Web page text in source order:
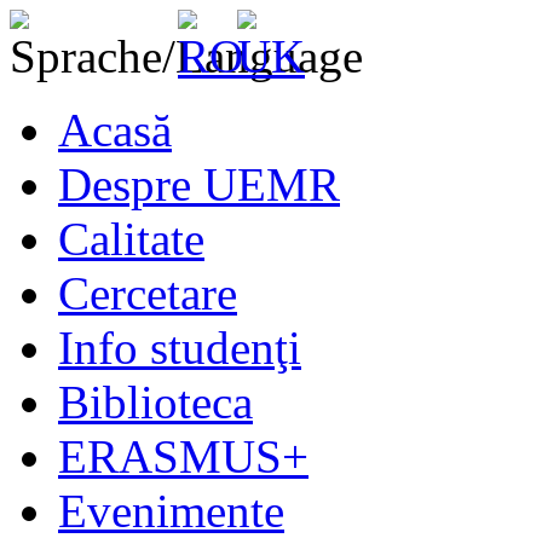
Acasă
Despre UEMR
Calitate
Cercetare
Info studenţi
Biblioteca
ERASMUS+
Evenimente